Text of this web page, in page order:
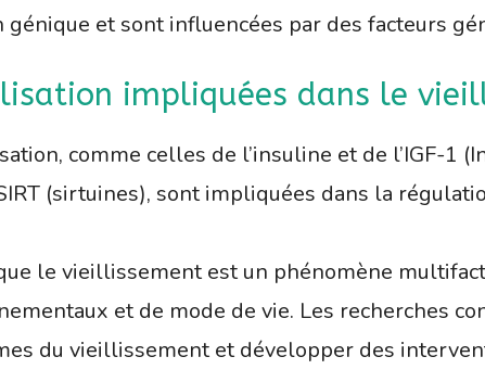
génique et sont influencées par des facteurs
impliquées dans le
comme celles de l’insuline et de l’IGF-1
(sirtuines), sont impliquées dans la
le vieillissement est un phénomène
et de mode de vie. Les recherches
du vieillissement et développer des